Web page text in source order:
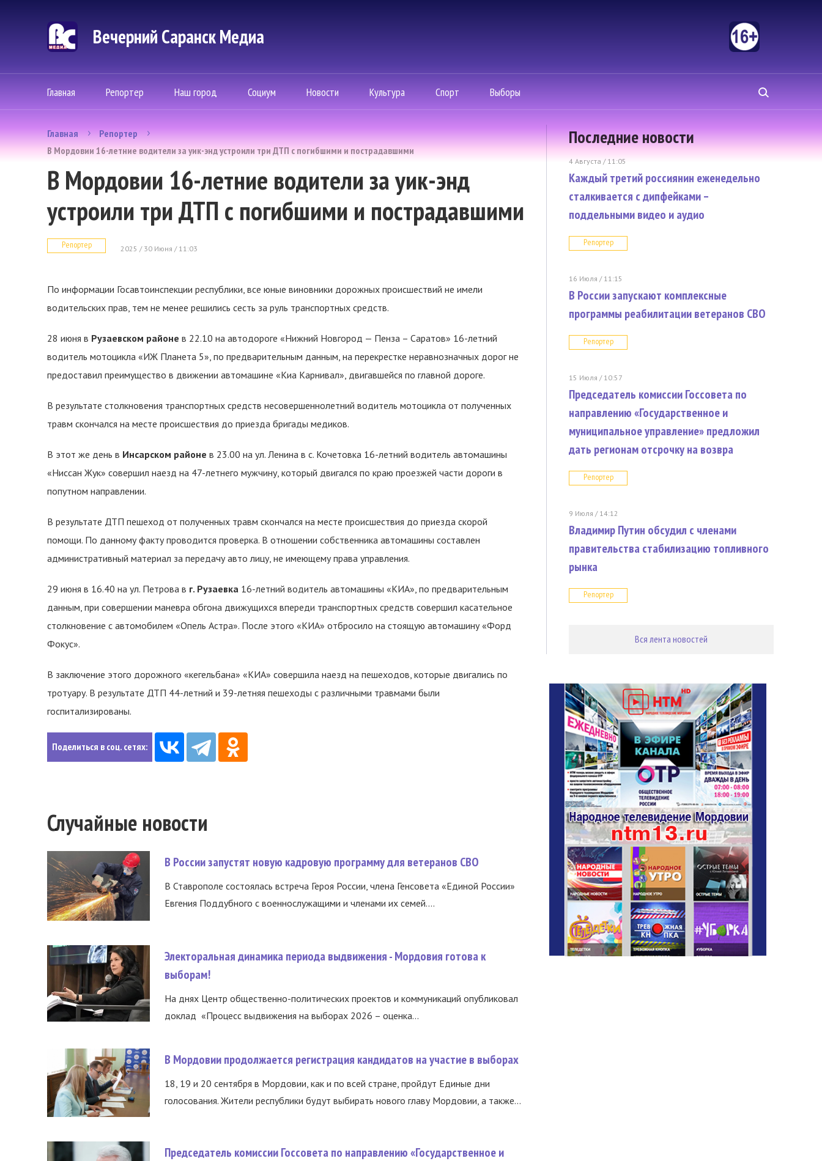
Вечерний Саранск Mедиа
Главная Репортер Наш город Социум Новости Культура Спорт Выборы
Главная
Репортер
В Мордовии 16-летние водители за уик-энд устроили три ДТП с погибшими и пострадавшими
В Мордовии 16-летние водители за уик-энд
устроили три ДТП с погибшими и пострадавшими
Репортер 2025 / 30 Июня / 11:03
По информации Госавтоинспекции республики, все юные виновники дорожных происшествий не имели
водительских прав, тем не менее решились сесть за руль транспортных средств.
28 июня в Рузаевском районе в 22.10 на автодороге «Нижний Новгород — Пенза – Саратов» 16-летний
водитель мотоцикла «ИЖ Планета 5», по предварительным данным, на перекрестке неравнозначных дорог не
предоставил преимущество в движении автомашине «Киа Карнивал», двигавшейся по главной дороге.
В результате столкновения транспортных средств несовершеннолетний водитель мотоцикла от полученных
травм скончался на месте происшествия до приезда бригады медиков.
В этот же день в Инсарском районе в 23.00 на ул. Ленина в с. Кочетовка 16-летний водитель автомашины
«Ниссан Жук» совершил наезд на 47-летнего мужчину, который двигался по краю проезжей части дороги в
попутном направлении.
В результате ДТП пешеход от полученных травм скончался на месте происшествия до приезда скорой
помощи. По данному факту проводится проверка. В отношении собственника автомашины составлен
административный материал за передачу авто лицу, не имеющему права управления.
29 июня в 16.40 на ул. Петрова в г. Рузаевка 16-летний водитель автомашины «KИА», по предварительным
данным, при совершении маневра обгона движущихся впереди транспортных средств совершил касательное
столкновение с автомобилем «Опель Астра». После этого «KИА» отбросило на стоящую автомашину «Форд
Фокус».
В заключение этого дорожного «кегельбана» «KИА» совершила наезд на пешеходов, которые двигались по
тротуару. В результате ДТП 44-летний и 39-летняя пешеходы с различными травмами были
госпитализированы.
Поделиться в соц. сетях:
Случайные новости
В России запустят новую кадровую программу для ветеранов СВО
В Ставрополе состоялась встреча Героя России, члена Генсовета «Единой России»
Евгения Поддубного с военнослужащими и членами их семей....
Электоральная динамика периода выдвижения - Мордовия готова к
выборам!
На днях Центр общественно-политических проектов и коммуникаций опубликовал
доклад «Процесс выдвижения на выборах 2026 – оценка...
В Мордовии продолжается регистрация кандидатов на участие в выборах
18, 19 и 20 сентября в Мордовии, как и по всей стране, пройдут Единые дни
голосования. Жители республики будут выбирать нового главу Мордовии, а также...
Председатель комиссии Госсовета по направлению «Государственное и
Последние новости
4 Августа / 11:05
Каждый третий россиянин еженедельно
сталкивается с дипфейками –
поддельными видео и аудио
Репортер
16 Июля / 11:15
В России запускают комплексные
программы реабилитации ветеранов СВО
Репортер
15 Июля / 10:57
Председатель комиссии Госсовета по
направлению «Государственное и
муниципальное управление» предложил
дать регионам отсрочку на возвра
Репортер
9 Июля / 14:12
Владимир Путин обсудил с членами
правительства стабилизацию топливного
рынка
Репортер
Вся лента новостей